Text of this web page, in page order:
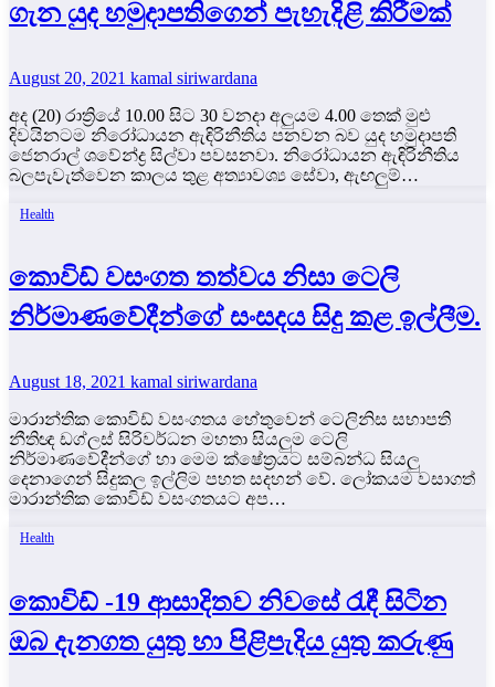
ගැන යුද හමුදාපතිගෙන් පැහැදිළි කිරීමක්
August 20, 2021 kamal siriwardana
අද (20) රාත්‍රියේ 10.00 සිට 30 වනදා අලුයම 4.00 තෙක් මුළු
දිවයිනටම නිරෝධායන ඇඳිරිනීතිය පනවන බව යුද හමුදාපති
ජෙනරාල් ශවේන්ද්‍ර සිල්වා පවසනවා. නිරෝධායන ඇඳිරිනීතිය
බලපැවැත්වෙන කාලය තුළ අත්‍යාවශ්‍ය සේවා, ඇඟලුම්…
Health
කොවිඩ් වසංගත තත්වය නිසා ටෙලි
නිර්මාණවේදීන්ගේ සංසදය සිදු කළ ඉල්ලීම.
August 18, 2021 kamal siriwardana
මාරාන්තික කොවිඩ් වසංගතය හේතුවෙන් ටෙලිනිස සභාපති
නීතිඥ ඩග්ලස් සිරිවර්ධන මහතා සියලුම ටෙලි
නිර්මාණවේදීන්ගේ හා මෙම ක්ෂේත්‍රයට සම්බන්ධ සියලු
දෙනාගෙන් සිදුකල ඉල්ලිම පහත සදහන් වේ. ලෝකයම වසාගත්
මාරාන්තික කොවිඩ් වසංගතයට අප…
Health
කොවිඩ් -19 ආසාදිතව නිවසේ රැඳී සිටින
ඔබ දැනගත යුතු හා පිළිපැදිය යුතු කරුණු